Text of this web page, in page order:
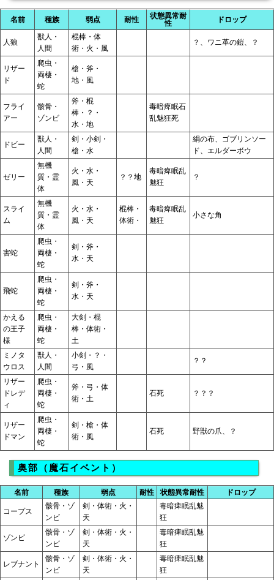
名前 種族 弱点 耐性
状態異常耐
性
ドロップ
人狼
獣人・
人間
棍棒・体
術・火・風
？、ワニ革の鎧、？
リザー
ド
爬虫・
両棲・
蛇
槍・斧・
地・風
フライ
アー
骸骨・
ゾンビ
斧・棍
棒・？・
水・地
毒暗痺眠石
乱魅狂死
ドビー
獣人・
人間
剣・小剣・
槍・水
絹の布、ゴブリンソー
ド、エルダーボウ
ゼリー
無機
質・霊
体
火・水・
風・天
？？地
毒暗痺眠乱
魅狂
？
スライ
ム
無機
質・霊
体
火・水・
風・天
棍棒・
体術・
毒暗痺眠乱
魅狂
小さな角
害蛇
爬虫・
両棲・
蛇
剣・斧・
水・天
飛蛇
爬虫・
両棲・
蛇
剣・斧・
水・天
かえる
の王子
様
爬虫・
両棲・
蛇
大剣・棍
棒・体術・
土
ミノタ
ウロス
獣人・
人間
小剣・？・
弓・風
？？
リザー
ドレデ
ィ
爬虫・
両棲・
蛇
斧・弓・体
術・土
石死 ？？？
リザー
ドマン
爬虫・
両棲・
蛇
剣・槍・体
術・風
石死 野獣の爪、？
奥部（魔石イベント）
名前 種族 弱点 耐性 状態異常耐性 ドロップ
コープス
骸骨・ゾ
ンビ
剣・体術・火・
天
毒暗痺眠乱魅
狂
ゾンビ
骸骨・ゾ
ンビ
剣・体術・火・
天
毒暗痺眠乱魅
狂
レブナント
骸骨・ゾ
ンビ
剣・体術・火・
天
毒暗痺眠乱魅
狂